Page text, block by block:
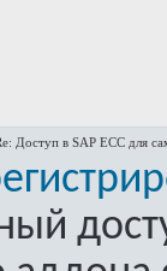
Доступ в SAP ECC для